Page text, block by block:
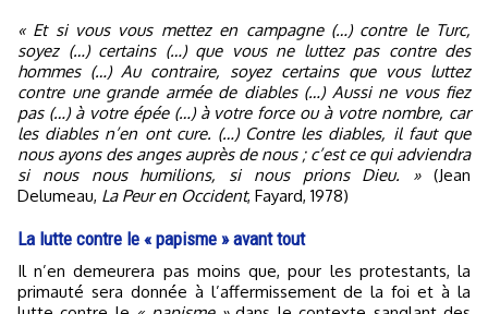
« Et si vous vous mettez en campagne (…) contre le Turc,
soyez (…) certains (…) que vous ne luttez pas contre des
hommes (…) Au contraire, soyez certains que vous luttez
contre une grande armée de diables (…) Aussi ne vous fiez
pas (…) à votre épée (…) à votre force ou à votre nombre, car
les diables n’en ont cure. (…) Contre les diables, il faut que
nous ayons des anges auprès de nous ; c’est ce qui adviendra
si nous nous humilions, si nous prions Dieu. »(Jean
Delumeau, La Peur en Occident, Fayard, 1978)
La lutte contre le « papisme » avant tout
Il n’en demeurera pas moins que, pour les protestants, la
primauté sera donnée à l’affermissement de la foi et à la